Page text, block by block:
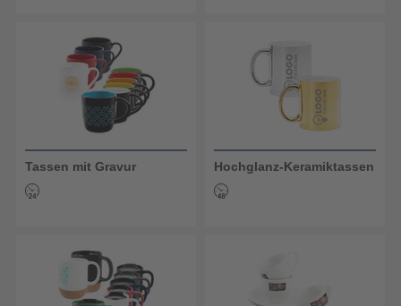
Tassen mit Gravur Hochglanz-Keramiktassen